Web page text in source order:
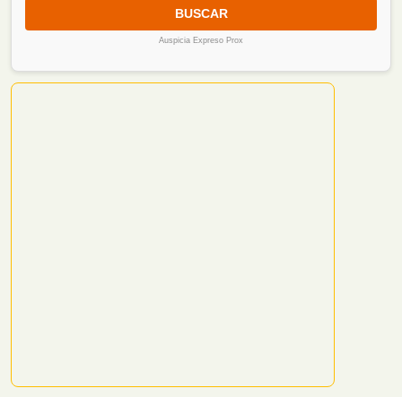
BUSCAR
Auspicia Expreso Prox